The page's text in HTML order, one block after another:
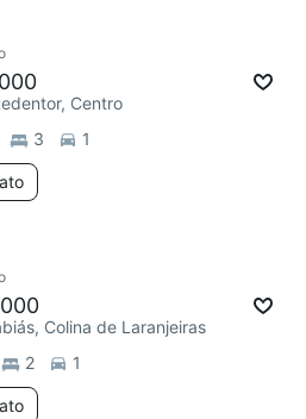
Centro
3 1
Colina de Laranjeiras
2 1